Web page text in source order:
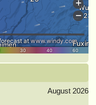
August 2026